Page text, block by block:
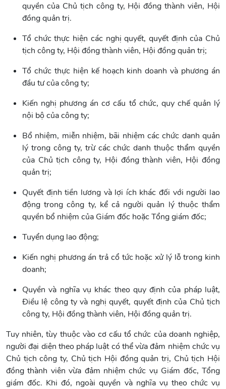
quyền của Chủ tịch công ty, Hội đồng thành viên, Hội
đồng quản trị.
Tổ chức thực hiện các nghị quyết, quyết định của Chủ
tịch công ty, Hội đồng thành viên, Hội đồng quản trị;
Tổ chức thực hiện kế hoạch kinh doanh và phương án
đầu tư của công ty;
Kiến nghị phương án cơ cấu tổ chức, quy chế quản lý
nội bộ của công ty;
Bổ nhiệm, miễn nhiệm, bãi nhiệm các chức danh quản
lý trong công ty, trừ các chức danh thuộc thẩm quyền
của Chủ tịch công ty, Hội đồng thành viên, Hội đồng
quản trị;
Quyết định tiền lương và lợi ích khác đối với người lao
động trong công ty, kể cả người quản lý thuộc thẩm
quyền bổ nhiệm của Giám đốc hoặc Tổng giám đốc;
Tuyển dụng lao động;
Kiến nghị phương án trả cổ tức hoặc xử lý lỗ trong kinh
doanh;
Quyền và nghĩa vụ khác theo quy định của pháp luật,
Điều lệ công ty và nghị quyết, quyết định của Chủ tịch
công ty, Hội đồng thành viên, Hội đồng quản trị.
Tuy nhiên, tùy thuộc vào cơ cấu tổ chức của doanh nghiệp,
người đại diện theo pháp luật có thể vừa đảm nhiệm chức vụ
Chủ tịch công ty, Chủ tịch Hội đồng quản trị, Chủ tịch Hội
đồng thành viên vừa đảm nhiệm chức vụ Giám đốc, Tổng
giám đốc. Khi đó, ngoài quyền và nghĩa vụ theo chức vụ